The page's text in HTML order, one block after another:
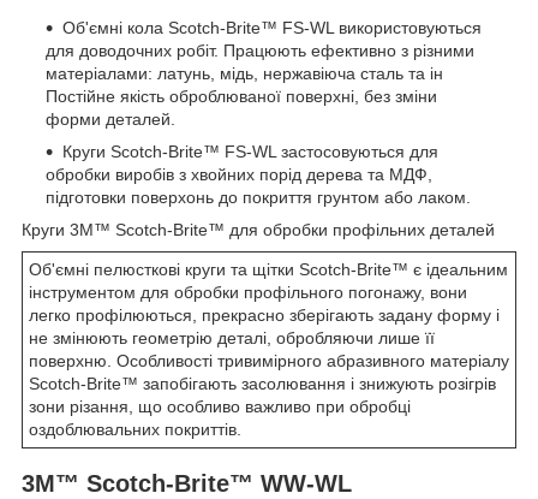
Об'ємні кола Scotch-Brite™ FS-WL використовуються
для доводочних робіт. Працюють ефективно з різними
матеріалами: латунь, мідь, нержавіюча сталь та ін
Постійне якість оброблюваної поверхні, без зміни
форми деталей.
Круги Scotch-Brite™ FS-WL застосовуються для
обробки виробів з хвойних порід дерева та МДФ,
підготовки поверхонь до покриття грунтом або лаком.
Круги 3M™ Scotch-Brite™ для обробки профільних деталей
Об'ємні пелюсткові круги та щітки Scotch-Brite™ є ідеальним
інструментом для обробки профільного погонажу, вони
легко профілюються, прекрасно зберігають задану форму і
не змінюють геометрію деталі, обробляючи лише її
поверхню. Особливості тривимірного абразивного матеріалу
Scotch-Brite™ запобігають засолювання і знижують розігрів
зони різання, що особливо важливо при обробці
оздоблювальних покриттів.
3M™ Scotch-Brite™ WW-WL